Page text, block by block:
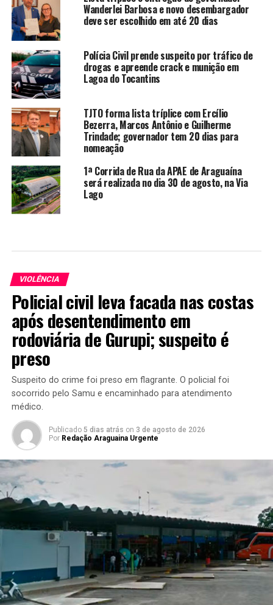
Wanderlei Barbosa e novo desembargador
deve ser escolhido em até 20 dias
Polícia Civil prende suspeito por tráfico de
drogas e apreende crack e munição em
Lagoa do Tocantins
TJTO forma lista tríplice com Ercílio
Bezerra, Marcos Antônio e Guilherme
Trindade; governador tem 20 dias para
nomeação
1ª Corrida de Rua da APAE de Araguaína
será realizada no dia 30 de agosto, na Via
Lago
VIOLÊNCIA
Policial civil leva facada nas costas
após desentendimento em
rodoviária de Gurupi; suspeito é
preso
Suspeito do crime foi preso em flagrante. O policial foi
socorrido pelo Samu e encaminhado para atendimento
médico.
Publicado 5 dias atrás on 3 de agosto de 2026
Por Redação Araguaina Urgente